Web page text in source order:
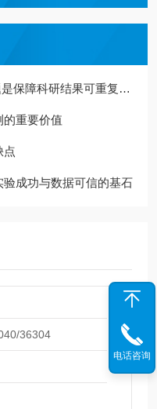
科研结果可重复的关键
重要价值
点
成功与数据可信的基石
36304
电话咨询